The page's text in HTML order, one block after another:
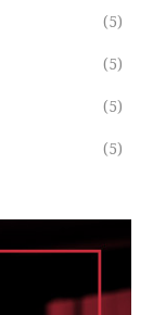
(5)
(5)
(5)
(5)